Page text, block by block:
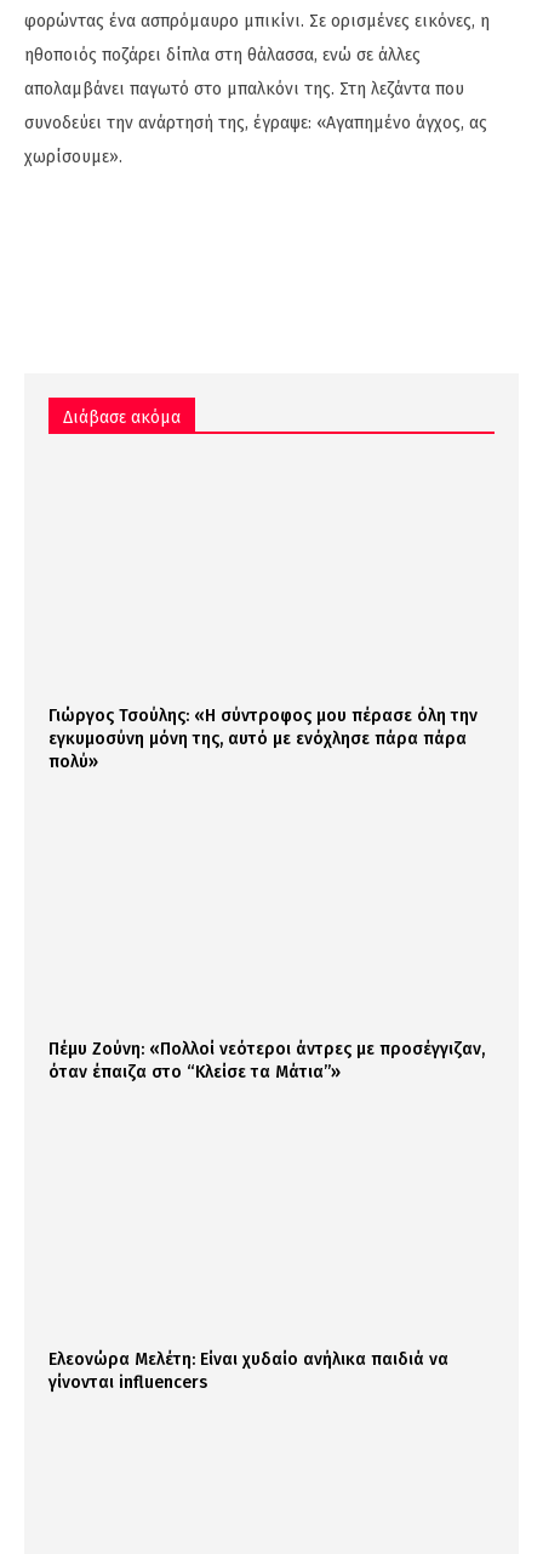
φορώντας ένα ασπρόμαυρο μπικίνι. Σε ορισμένες εικόνες, η
ηθοποιός ποζάρει δίπλα στη θάλασσα, ενώ σε άλλες
απολαμβάνει παγωτό στο μπαλκόνι της. Στη λεζάντα που
συνοδεύει την ανάρτησή της, έγραψε: «Αγαπημένο άγχος, ας
χωρίσουμε».
Διάβασε ακόμα
Γιώργος Τσούλης: «Η σύντροφος μου πέρασε όλη την
εγκυμοσύνη μόνη της, αυτό με ενόχλησε πάρα πάρα
πολύ»
Πέμυ Ζούνη: «Πολλοί νεότεροι άντρες με προσέγγιζαν,
όταν έπαιζα στο “Κλείσε τα Μάτια”»
Ελεονώρα Μελέτη: Είναι χυδαίο ανήλικα παιδιά να
γίνονται influencers